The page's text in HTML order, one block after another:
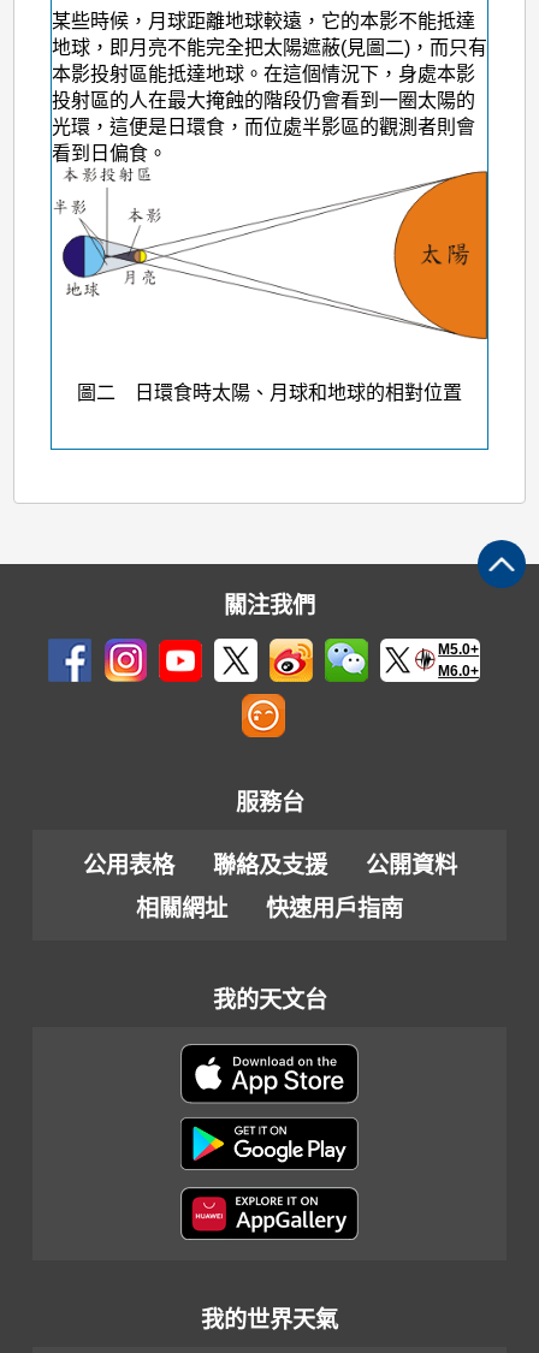
某些時候，月球距離地球較遠，它的本影不能抵達
地球，即月亮不能完全把太陽遮蔽(見圖二)，而只有
本影投射區能抵達地球。在這個情況下，身處本影
投射區的人在最大掩蝕的階段仍會看到一圈太陽的
光環，這便是日環食，而位處半影區的觀測者則會
看到日偏食。
圖二 日環食時太陽、月球和地球的相對位置
關注我們
M5.0+
M6.0+
服務台
公用表格 聯絡及支援
公開資料
相關網址
快速用戶指南
我的天文台
我的世界天氣